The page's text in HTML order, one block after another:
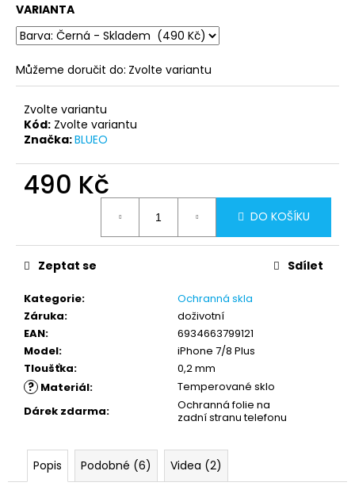
VARIANTA
Můžeme doručit do: Zvolte variantu
Zvolte variantu
Kód: Zvolte variantu
Značka:BLUEO
490 Kč
DO KOŠÍKU
Kategorie:
Ochranná skla
Záruka:
doživotní
EAN:
6934663799121
Model:
iPhone 7/8 Plus
Tloušťka: 0,2 mm
? Materiál:
Temperované sklo
Dárek zdarma:
Ochranná folie na
zadní stranu telefonu
Zeptat se Sdílet
Popis Podobné (6) Videa (2)
ODOLNÉ
OCHRANNÉ
SKLO
GORILLA
TYPE
(0,2
MM)
APPLE
WATCH
4/5
Kč